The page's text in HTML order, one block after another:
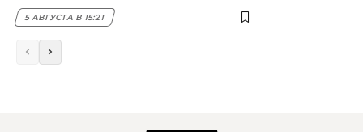
5 АВГУСТА В 15:21